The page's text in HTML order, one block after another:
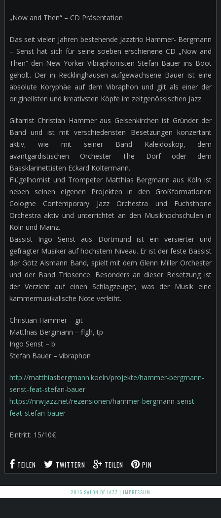
„Now and Then“ – CD Präsentation
Das seit vielen Jahren bestehende Jazztrio Hammer- Bergmann
– Senst hat sich für seine soeben erschienene CD „Now and
Then“ den New Yorker Vibraphonisten Stefan Bauer ins Boot
geholt. Der in Recklinghausen aufgewachsene Bauer ist eine
absolute Koryphäe auf dem Vibraphon und gilt als einer der
originellsten und kreativsten Köpfe im zeitgenössischen Jazz.
Gitarrist Christian Hammer aus Gelsenkirchen ist Gründer der
Band und ist mit verschiedensten Besetzungen konzertant
aktiv, wie mit seiner Band Kaleidoskop, dem
avantgardistischen Orchester The Dorf oder dem
Bassklarinettisten Eckard Koltermann.
Flügelhornist und Trompeter Matthias Bergmann aus Köln ist
neben seinen eigenen Projekten in den Großformationen
Cologne Contemporary Jazz Orchestra und Fuchsthone
Orchestra aktiv und unterrichtet an den Musikhochschulen in
Köln und Mainz.
Bassist Ingo Senst aus Dortmund ist ein versierter und
gefragter Musiker auf höchstem Niveau. Er ist der feste Bassist
der Götz Alsmann Band, spielt mit dem Glenn Miller Orchester
und der Band Triosence. Besonders an dieser Besetzung ist
der Verzicht auf einen Schlagzeuger, was der Musik eine
kammermusikalische Note verleiht.
Christian Hammer – git
Matthias Bergmann – flgh, tp
Ingo Senst – b
Stefan Bauer – vibraphon
http://matthiasbergmann.koeln/projekte/hammer-bergmann-
senst-feat-stefan-bauer
https://nrwjazz.net/rezensionen/hammer-bergmann-senst-
feat-stefan-bauer
Eintritt: 15/10€
TEILEN TWITTERN TEILEN PIN
2016 SALON DE JAZZ | IMPRESSUM